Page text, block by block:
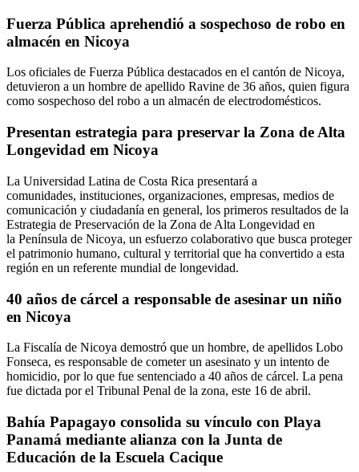
Fuerza Pública aprehendió a sospechoso de robo en
almacén en Nicoya
Los oficiales de Fuerza Pública destacados en el cantón de Nicoya,
detuvieron a un hombre de apellido Ravine de 36 años, quien figura
como sospechoso del robo a un almacén de electrodomésticos.
Presentan estrategia para preservar la Zona de Alta
Longevidad em Nicoya
La Universidad Latina de Costa Rica presentará a
comunidades, instituciones, organizaciones, empresas, medios de
comunicación y ciudadanía en general, los primeros resultados de la
Estrategia de Preservación de la Zona de Alta Longevidad en
la Península de Nicoya, un esfuerzo colaborativo que busca proteger
el patrimonio humano, cultural y territorial que ha convertido a esta
región en un referente mundial de longevidad.
40 años de cárcel a responsable de asesinar un niño
en Nicoya
La Fiscalía de Nicoya demostró que un hombre, de apellidos Lobo
Fonseca, es responsable de cometer un asesinato y un intento de
homicidio, por lo que fue sentenciado a 40 años de cárcel. La pena
fue dictada por el Tribunal Penal de la zona, este 16 de abril.
Bahía Papagayo consolida su vínculo con Playa
Panamá mediante alianza con la Junta de
Educación de la Escuela Cacique